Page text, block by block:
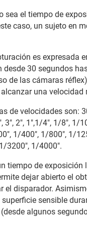
sea el tiempo de
caso, un sujeto en
es expresada
desde 30 segundos
de las cámaras
una velocidad
de velocidades son:
3", 2", 1",1/4", 1/8", 1/
1/400", 1/800", 1/
3200", 1/4000".
tiempo de exposición
dejar abierto el
el disparador.
sensible
algunos